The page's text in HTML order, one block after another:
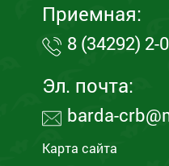
Приемная:
8 (34292) 2-
Эл. почта:
barda-
Карта сайта